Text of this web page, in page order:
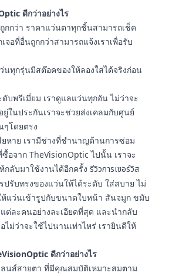
ดีกว่าอย่างไร
กกว่า ราคาแว่นตาทุกชิ้นสามารถเช็ค
จอที่อื่นถูกกว่าสามารถแจ้งเราเพื่อรับ
นทุกรุ่นมีสต๊อคของให้ลองใส่ได้จริงก่อน
บพรีเมี่ยม เราดูแลแว่นทุกอัน ไม่ว่าจะ
ยู่ในประกันเราจะช่วยส่งเคลมกับศูนย์
โดยตรง
ยหาย เรามีช่างที่ชำนาญด้านการซ่อม
อจาก TheVisionOptic ไปนั้น เราจะ
กลับมาใช้งานได้อีกครั้ง รีวิวการเซอร์วิส
ปรับทรงของแว่นให้ได้ระดับ ใส่สบาย ไม่
แว่นเข้ารูปกับขนาดใบหน้า สันจมูก ขมับ
ต่ละคนอย่างละเอียดที่สุด และนำกลับ
ไม่ว่าจะใช้ไปนานเท่าไหร่ เรายินดีให้
ดีกว่าอย่างไร
ลนส์สายตา ที่มีคุณสมบัติเหมาะสมตาม